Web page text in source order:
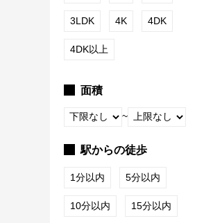
3LDK 4K 4DK
4DK以上
面積
~
駅からの徒歩
1分以内 5分以内
10分以内 15分以内